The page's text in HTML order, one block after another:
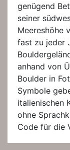
genügend
seiner
Meereshöhe
fast zu jeder
anhand von
Boulder in
Symbole
italienischen
ohne
Code für die